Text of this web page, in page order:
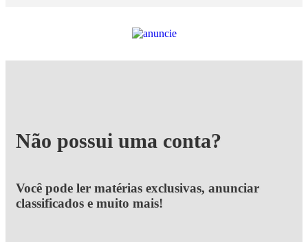
Não possui uma conta?
Você pode ler matérias exclusivas, anunciar
classificados e muito mais!